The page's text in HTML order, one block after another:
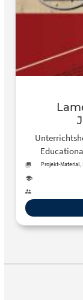
Projekt-Material,